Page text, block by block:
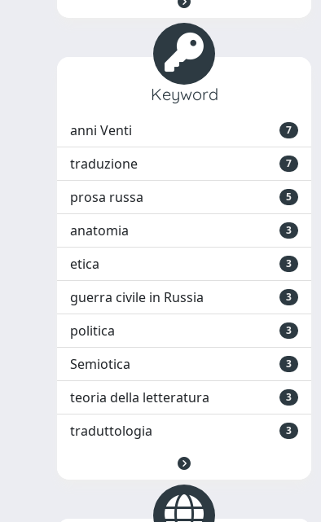
Keyword
anni Venti 7
traduzione 7
prosa russa 5
anatomia 3
etica 3
guerra civile in Russia 3
politica 3
Semiotica 3
teoria della letteratura 3
traduttologia 3